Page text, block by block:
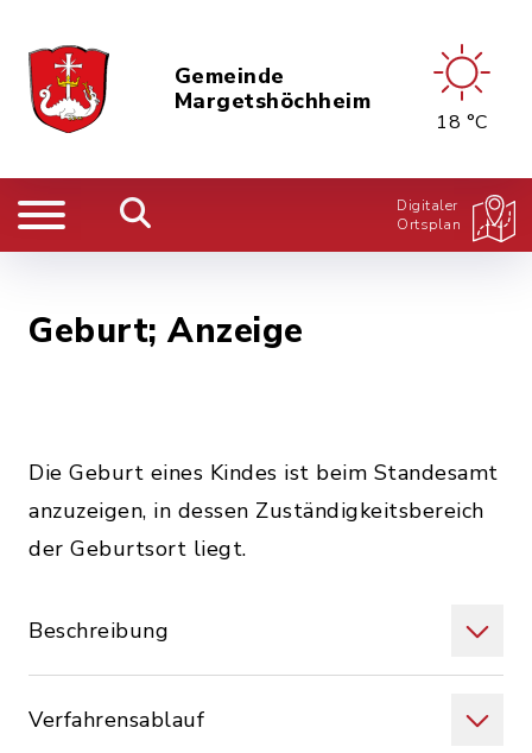
Gemeinde
Margetshöchheim
18 °C
Digitaler
Ortsplan
Geburt; Anzeige
Die Geburt eines Kindes ist beim Standesamt
anzuzeigen, in dessen Zuständigkeitsbereich
der Geburtsort liegt.
Beschreibung
Verfahrensablauf